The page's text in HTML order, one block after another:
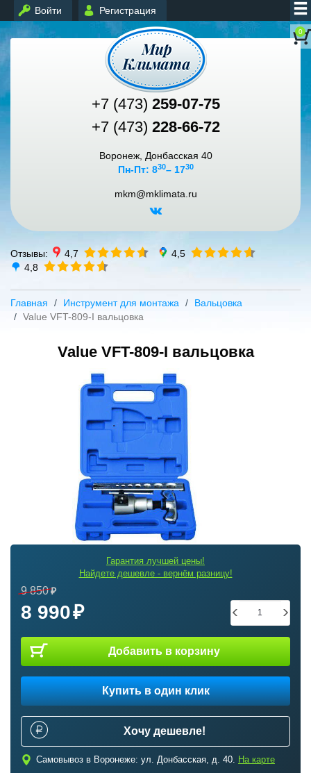
Войти Регистрация
0
+7 (473) 259-07-75
+7 (473) 228-66-72
Воронеж, Донбасская 40
Пн-Пт: 830– 1730
mkm@mklimata.ru
Отзывы: 4,7
4,5
4,8
Главная Инструмент для монтажа
Вальцовка
Value VFT-809-I вальцовка
Value VFT-809-I вальцовка
Гарантия лучшей цены!
Найдете дешевле - вернём разницу!
9 850
8 990
Добавить в корзину
Купить в один клик
Хочу дешевле!
c Самовывоз в Воронеже: ул. Донбасская, д. 40. На карте